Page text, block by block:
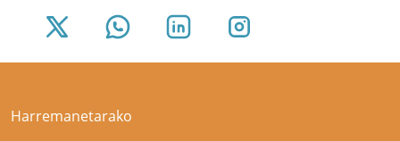
Harremanetarako